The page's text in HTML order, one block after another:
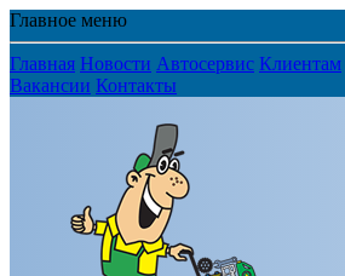
Главное меню
Главная Новости Автосервис Клиентам
Вакансии Контакты